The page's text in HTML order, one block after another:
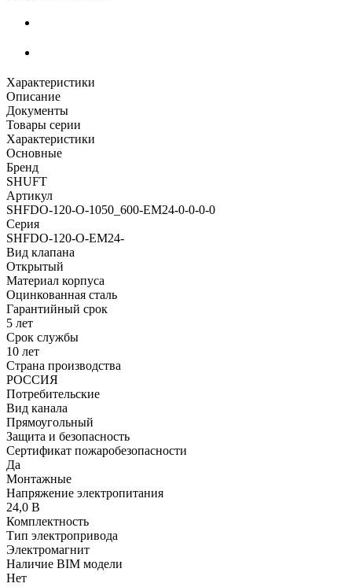
Характеристики
Описание
Документы
Товары серии
Характеристики
Основные
Бренд
SHUFT
Артикул
SHFDO-120-O-1050_600-EM24-0-0-0-0
Серия
SHFDO-120-O-EM24-
Вид клапана
Открытый
Материал корпуса
Оцинкованная сталь
Гарантийный срок
5 лет
Срок службы
10 лет
Страна производства
РОССИЯ
Потребительские
Вид канала
Прямоугольный
Защита и безопасность
Сертификат пожаробезопасности
Да
Монтажные
Напряжение электропитания
24,0 В
Комплектность
Тип электропривода
Электромагнит
Наличие BIM модели
Нет